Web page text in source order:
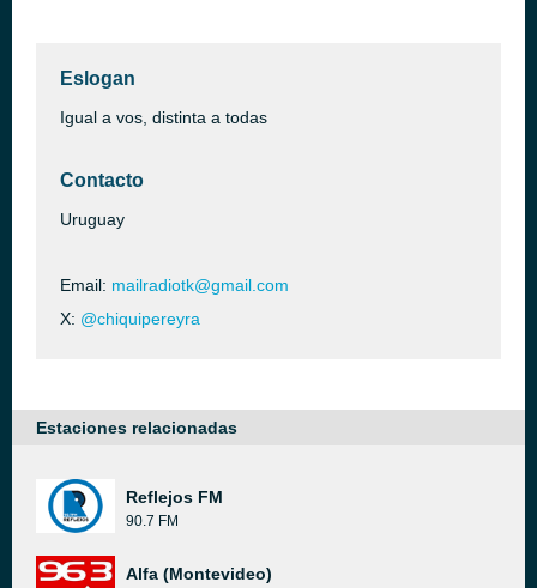
Eslogan
Igual a vos, distinta a todas
Contacto
Uruguay
Email: mailradiotk@gmail.com
X: @chiquipereyra
Estaciones relacionadas
Reflejos FM
90.7 FM
Alfa (Montevideo)